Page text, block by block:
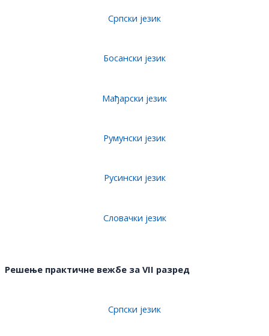
Српски језик
Босански језик
Мађарски језик
Румунски језик
Русински језик
Словачки језик
Решење практичне вежбе за VII разред
Српски језик